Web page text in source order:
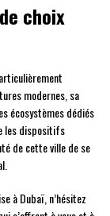
choix
modernes, sa
écosystèmes dédiés
les dispositifs
de cette ville de se
à Dubaï, n’hésitez